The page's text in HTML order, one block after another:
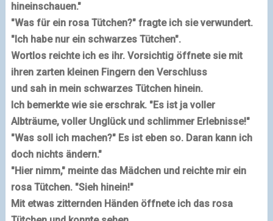
hineinschauen."
"Was für ein rosa Tütchen?" fragte ich sie verwundert.
"Ich habe nur ein schwarzes Tütchen".
Wortlos reichte ich es ihr. Vorsichtig öffnete sie mit
ihren zarten kleinen Fingern den Verschluss
und sah in mein schwarzes Tütchen hinein.
Ich bemerkte wie sie erschrak. "Es ist ja voller
Albträume, voller Unglück und schlimmer Erlebnisse!"
"Was soll ich machen?" Es ist eben so. Daran kann ich
doch nichts ändern."
"Hier nimm," meinte das Mädchen und reichte mir ein
rosa Tütchen. "Sieh hinein!"
Mit etwas zitternden Händen öffnete ich das rosa